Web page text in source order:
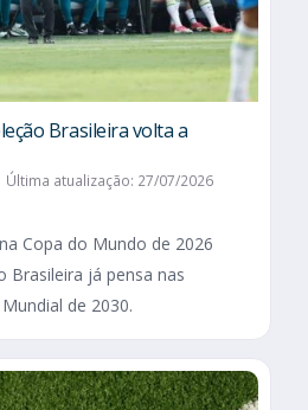
Brasileira volta a
Última atualização: 27/07/2026
Copa do Mundo de 2026
Brasileira já pensa nas
de 2030.